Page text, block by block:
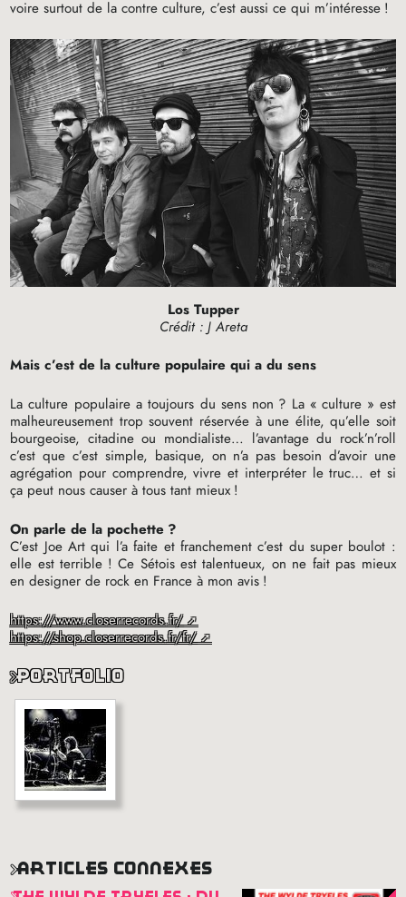
voire surtout de la contre culture, c’est aussi ce qui m’intéresse !
Los Tupper
Crédit : J Areta
Mais c’est de la culture populaire qui a du sens
La culture populaire a toujours du sens non ? La « culture » est
malheureusement trop souvent réservée à une élite, qu’elle soit
bourgeoise, citadine ou mondialiste… l’avantage du rock’n’roll
c’est que c’est simple, basique, on n’a pas besoin d’avoir une
agrégation pour comprendre, vivre et interpréter le truc… et si
ça peut nous causer à tous tant mieux !
On parle de la pochette ?
C’est Joe Art qui l’a faite et franchement c’est du super boulot :
elle est terrible ! Ce Sétois est talentueux, on ne fait pas mieux
en designer de rock en France à mon avis !
https://www.closerrecords.fr/
https://shop.closerrecords.fr/fr/
portfolio
articles connexes